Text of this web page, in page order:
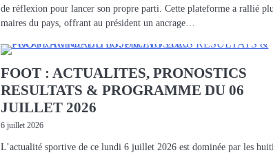
de réflexion pour lancer son propre parti. Cette plateforme a rallié
maires du pays, offrant au président un ancrage…
FOOT : ACTUALITES, PRONOSTICS
RESULTATS & PROGRAMME DU 06
JUILLET 2026
6 juillet 2026
L’actualité sportive de ce lundi 6 juillet 2026 est dominée par les